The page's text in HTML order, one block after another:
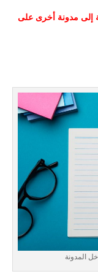
إلى مدونة أخرى على
المدونة